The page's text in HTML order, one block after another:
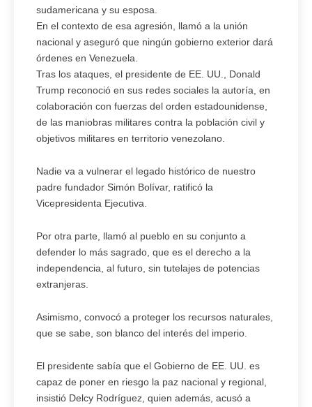
sudamericana y su esposa.
En el contexto de esa agresión, llamó a la unión
nacional y aseguró que ningún gobierno exterior dará
órdenes en Venezuela.
Tras los ataques, el presidente de EE. UU., Donald
Trump reconoció en sus redes sociales la autoría, en
colaboración con fuerzas del orden estadounidense,
de las maniobras militares contra la población civil y
objetivos militares en territorio venezolano.
Nadie va a vulnerar el legado histórico de nuestro
padre fundador Simón Bolívar, ratificó la
Vicepresidenta Ejecutiva.
Por otra parte, llamó al pueblo en su conjunto a
defender lo más sagrado, que es el derecho a la
independencia, al futuro, sin tutelajes de potencias
extranjeras.
Asimismo, convocó a proteger los recursos naturales,
que se sabe, son blanco del interés del imperio.
El presidente sabía que el Gobierno de EE. UU. es
capaz de poner en riesgo la paz nacional y regional,
insistió Delcy Rodríguez, quien además, acusó a